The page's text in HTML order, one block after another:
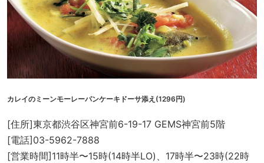
カレイのミーンモーレーパンケーキドーサ添え(1296円)
[住所]東京都渋谷区神宮前6-19-17 GEMS神宮前5階
[電話]03-5962-7888
[営業時間]11時半〜15時(14時半LO)、17時半〜23時(22時